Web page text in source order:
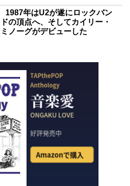
1987年はU2が遂にロックバン
ドの頂点へ、そしてカイリー・
ミノーグがデビューした